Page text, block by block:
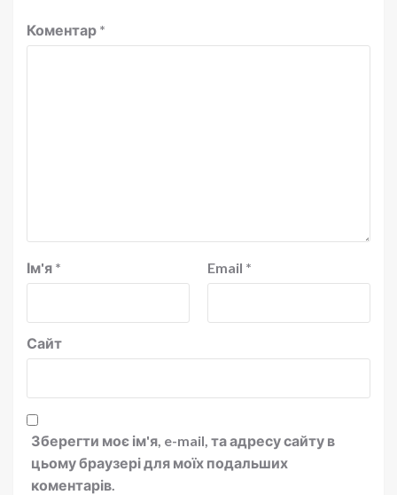
Коментар *
Ім'я * Email *
Сайт
Зберегти моє ім'я, e-mail, та адресу сайту в
цьому браузері для моїх подальших
коментарів.